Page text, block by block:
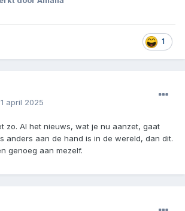
1
april 2025
zo. Al het nieuws, wat je nu aanzet, gaat
anders aan de hand is in de wereld, dan dit.
genoeg aan mezelf.